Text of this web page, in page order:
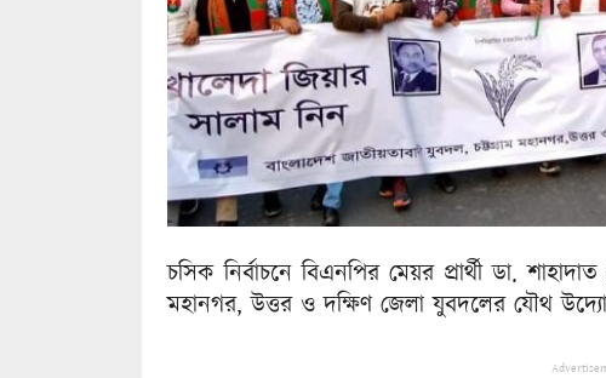
চসিক নির্বাচনে বিএনপির মেয়র প্রার্থী ডা.
মহানগর, উত্তর ও দক্ষিণ জেলা যুবদলের যৌথ